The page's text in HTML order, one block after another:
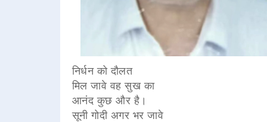
निर्धन को दौलत
मिल जावे वह सुख का
आनंद कुछ और है।
सूनी गोदी अगर भर जावे